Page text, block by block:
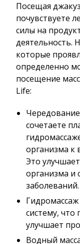
Посещая
почувствуете
силы на
деятельность.
которые
определенно
посещение
Life:
сочетаете
организма к
Это
организма и
заболеваний.
систему, что
улучшает
Водный